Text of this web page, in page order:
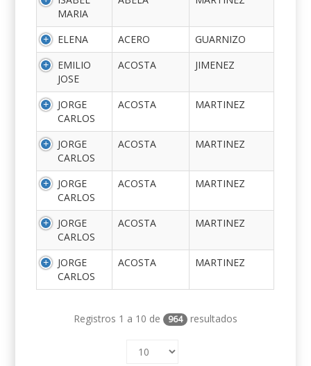
MARIA
ELENA ACERO
GUARNIZO
EMILIO
JOSE
ACOSTA JIMENEZ
JORGE
CARLOS
ACOSTA MARTINEZ
JORGE
CARLOS
ACOSTA MARTINEZ
JORGE
CARLOS
ACOSTA MARTINEZ
JORGE
CARLOS
ACOSTA MARTINEZ
JORGE
CARLOS
ACOSTA MARTINEZ
Registros 1 a 10 de 964 resultados